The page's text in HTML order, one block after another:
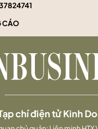
CÁO
chí điện tử Kinh